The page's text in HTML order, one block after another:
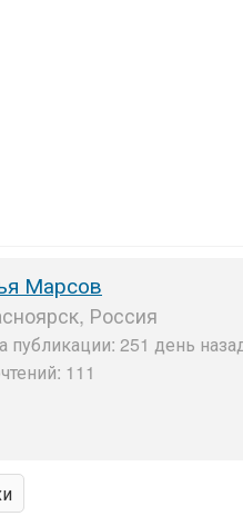
Марсов
Россия
публикации: 251 день
111